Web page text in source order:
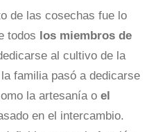
de las cosechas fue lo
todos los miembros de
al cultivo de la
familia pasó a dedicarse
la artesanía o el
en el intercambio.